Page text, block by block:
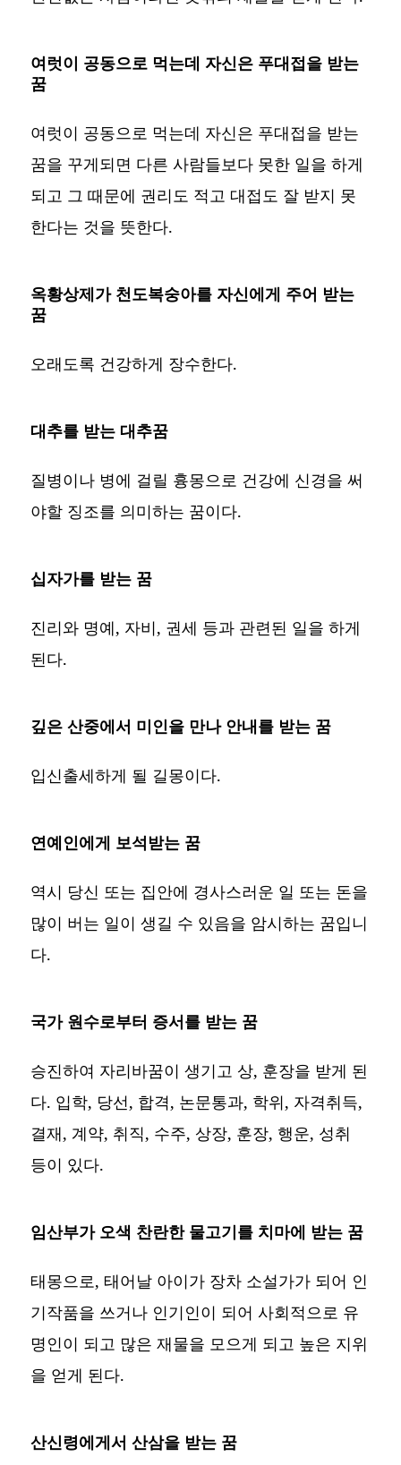
여럿이 공동으로 먹는데 자신은 푸대접을 받는
꿈
여럿이 공동으로 먹는데 자신은 푸대접을 받는
꿈을 꾸게되면 다른 사람들보다 못한 일을 하게
되고 그 때문에 권리도 적고 대접도 잘 받지 못
한다는 것을 뜻한다.
옥황상제가 천도복숭아를 자신에게 주어 받는
꿈
오래도록 건강하게 장수한다.
대추를 받는 대추꿈
질병이나 병에 걸릴 흉몽으로 건강에 신경을 써
야할 징조를 의미하는 꿈이다.
십자가를 받는 꿈
진리와 명예, 자비, 권세 등과 관련된 일을 하게
된다.
깊은 산중에서 미인을 만나 안내를 받는 꿈
입신출세하게 될 길몽이다.
연예인에게 보석받는 꿈
역시 당신 또는 집안에 경사스러운 일 또는 돈을
많이 버는 일이 생길 수 있음을 암시하는 꿈입니
다.
국가 원수로부터 증서를 받는 꿈
승진하여 자리바꿈이 생기고 상, 훈장을 받게 된
다. 입학, 당선, 합격, 논문통과, 학위, 자격취득,
결재, 계약, 취직, 수주, 상장, 훈장, 행운, 성취
등이 있다.
임산부가 오색 찬란한 물고기를 치마에 받는 꿈
태몽으로, 태어날 아이가 장차 소설가가 되어 인
기작품을 쓰거나 인기인이 되어 사회적으로 유
명인이 되고 많은 재물을 모으게 되고 높은 지위
을 얻게 된다.
산신령에게서 산삼을 받는 꿈